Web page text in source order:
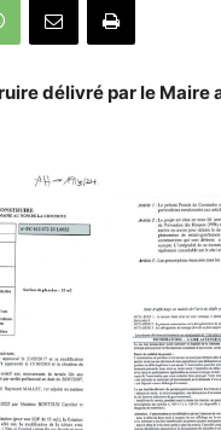
délivré par le Maire